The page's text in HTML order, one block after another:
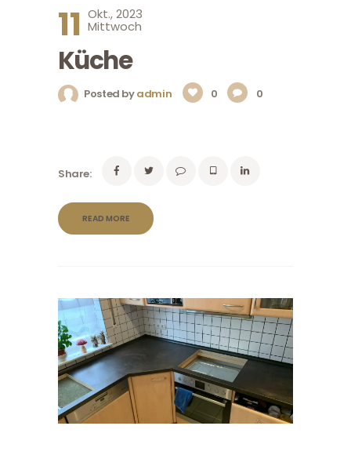
11 Okt., 2023
Mittwoch
Küche
Posted byadmin 0 0
Share:
READ MORE